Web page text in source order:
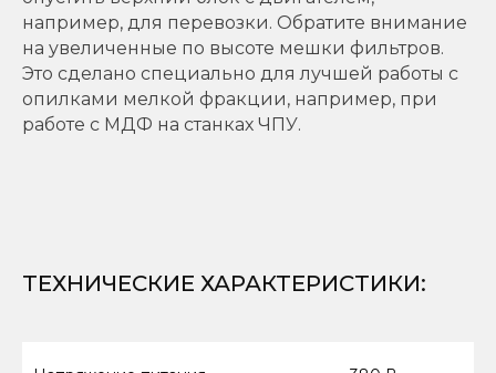
например, для перевозки. Обратите внимание
на увеличенные по высоте мешки фильтров.
Это сделано специально для лучшей работы с
опилками мелкой фракции, например, при
работе с МДФ на станках ЧПУ.
ТЕХНИЧЕСКИЕ ХАРАКТЕРИСТИКИ: